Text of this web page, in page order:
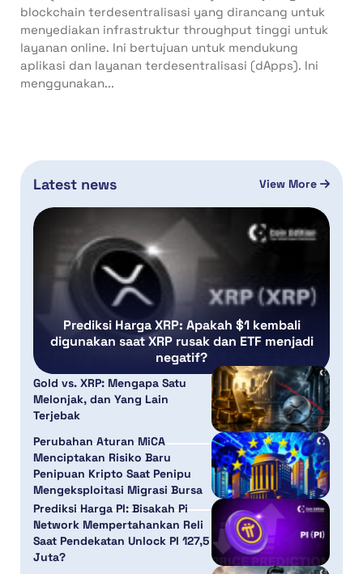
blockchain terdesentralisasi yang dirancang untuk
menyediakan infrastruktur throughput tinggi untuk
layanan online. Ini bertujuan untuk mendukung
aplikasi dan layanan terdesentralisasi (dApps). Ini
menggunakan...
Latest news View More
Prediksi Harga XRP: Apakah $1 kembali
digunakan saat XRP rusak dan ETF menjadi
negatif?
Gold vs. XRP: Mengapa Satu
Melonjak, dan Yang Lain
Terjebak
Perubahan Aturan MiCA
Menciptakan Risiko Baru
Penipuan Kripto Saat Penipu
Mengeksploitasi Migrasi Bursa
Prediksi Harga PI: Bisakah Pi
Network Mempertahankan Reli
Saat Pendekatan Unlock PI 127,5
Juta?